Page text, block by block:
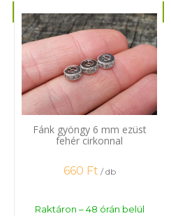
Fánk gyöngy 6 mm ezüst
fehér cirkonnal
660 Ft / db
Raktáron – 48 órán belül